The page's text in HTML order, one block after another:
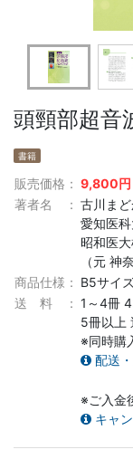
頭頸部超音
販売価格： 9,800円
著者名 ： 古川ま
愛知医
昭和医
（元 神
商品仕様： B5サイ
送 料 ： 1～4冊
5冊以上
※同時購
配送
※ご入金
キャ